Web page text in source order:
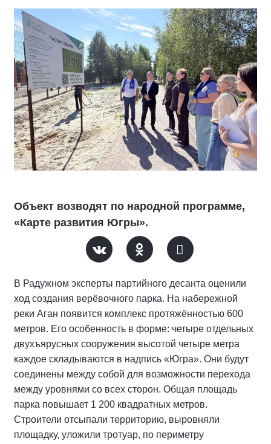
Объект возводят по народной программе,
«Карте развития Югры».
В Радужном эксперты партийного десанта оценили
ход создания верёвочного парка. На набережной
реки Аган появится комплекс протяжённостью 600
метров. Его особенность в форме: четыре отдельных
двухъярусных сооружения высотой четыре метра
каждое складываются в надпись «Югра». Они будут
соединены между собой для возможности перехода
между уровнями со всех сторон. Общая площадь
парка повышает 1 200 квадратных метров.
Строители отсыпали территорию, выровняли
площадку, уложили тротуар, по периметру